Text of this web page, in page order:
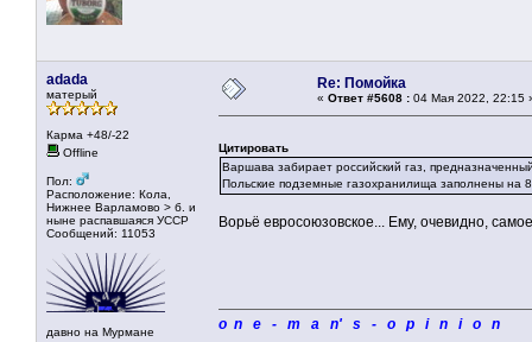
adada
матерый
Карма +48/-22
Offline
Пол:
Расположение: Кола,
Нижнее Варламово > б. и
ныне распавшаяся УССР
Сообщений: 11053
давно на Мурмане
Re: Помойка
« Ответ #5608 : 04 Мая 2022, 22:15
Цитировать
Варшава забирает российский газ,
Польские подземные газохранилища заполнены на
Ворьё евросоюзовское... Ему, очевидно,
o n e - m a n' s - o p i n i o n